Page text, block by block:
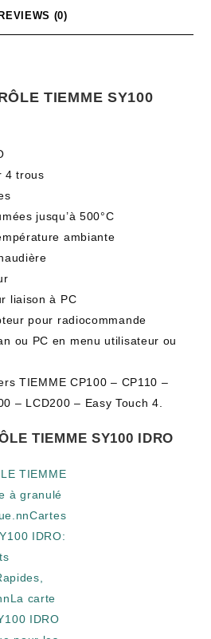
REVIEWS (0)
TIEMME SY100
4 trous
jusqu’à 500°C
ambiante
liaison à PC
pour radiocommande
ou PC en menu utilisateur ou
TIEMME CP100 – CP110 –
– LCD200 – Easy Touch 4.
TIEMME SY100 IDRO